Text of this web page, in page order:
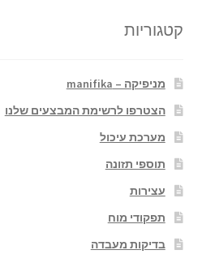
קטגוריות
מניפיקה – manifika
הצטרפו לרשימת המבצעים שלנו
מערכת עיכול
תוספי תזונה
עצירות
תפקודי מוח
בדיקות מעבדה